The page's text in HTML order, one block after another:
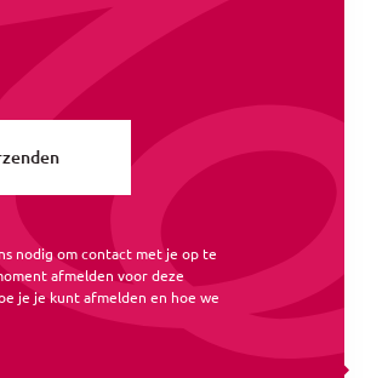
nodig om contact met je op te
afmelden voor deze
je je kunt afmelden en hoe we